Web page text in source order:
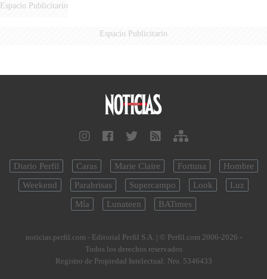
Espacio Publicitario
Espacio Publicitario
Diario Perfil Caras Marie Claire Fortuna
Hombre
Weekend
Parabrisas Supercampo Look
Luz
Mía
Lunateen BATimes
noticias.perfil.com - Editorial Perfil S.A. | © Perfil.com 2006-2026 -
Todos los derechos reservados
Registro de Propiedad Intelectual: Nro. 5346433